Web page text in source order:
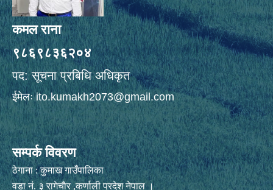
कमल राना
९८६९८३६२०४
पद: सूचना प्रबिधि अधिकृत
ईमेलःito.kumakh2073@gmail.com
सम्पर्क विवरण
ठेगाना : कुमाख गाउँपालिका
वडा नं. ३ रागेचाैर ,कर्णाली प्रदेश नेपाल ।